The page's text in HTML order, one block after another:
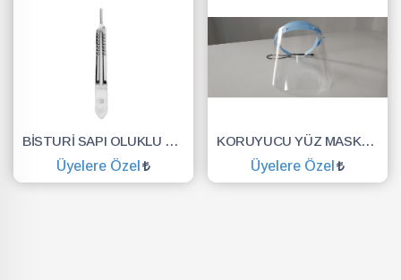
BİSTURİ SAPI OLUKLU NO.3
Üyelere Özel
KORUYUCU YÜZ MASKESİ SİPERLİK.YÜZ KALKANI.DENTAL MASKE
Üyelere Özel